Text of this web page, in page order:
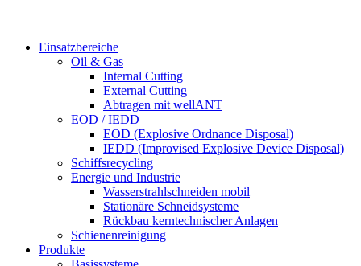
Einsatzbereiche
Oil & Gas
Internal Cutting
External Cutting
Abtragen mit wellANT
EOD / IEDD
EOD (Explosive Ordnance Disposal)
IEDD (Improvised Explosive Device Disposal)
Schiffsrecycling
Energie und Industrie
Wasserstrahlschneiden mobil
Stationäre Schneidsysteme
Rückbau kerntechnischer Anlagen
Schienenreinigung
Produkte